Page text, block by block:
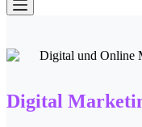
Digital